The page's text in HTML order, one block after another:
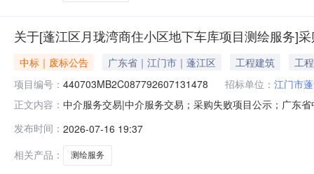
关于[蓬江区月珑湾商住小区地下车库项目测绘服务]
中标｜废标公告 广东省｜江门市｜蓬江区 工程建筑
工程
项目编号： 440703MB2C087792607131478 招标单位： 江门市
正文内容： 中介服务交易|中介服务交易；采购失败项目公示；广东
间：2026-07-1617:47:47
发布时间： 2026-07-16 19:37
相关产品：
测绘服务